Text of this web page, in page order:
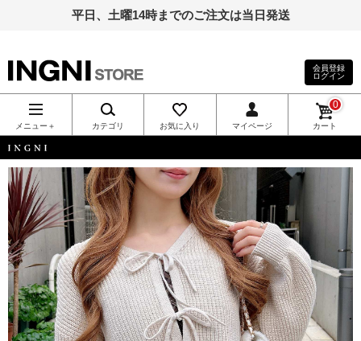
平日、土曜14時までのご注文は当日発送
INGNI（イン
グ）公式通
販｜INGNI
STORE
会員登録
ログイン
メニュー＋ カテゴリ お気に入り マイページ カート
0
INGNI